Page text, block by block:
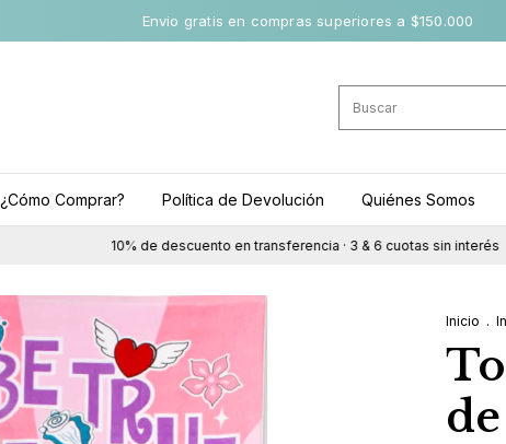
Envio gratis en compras superiores a $150.000
¿Cómo Comprar? Política de Devolución Quiénes Somos
10% de descuento en transferencia · 3 & 6 cuotas sin interés
Inicio .